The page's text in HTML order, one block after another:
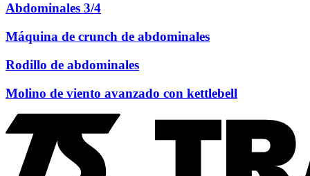
Abdominales 3/4
Máquina de crunch de abdominales
Rodillo de abdominales
Molino de viento avanzado con kettlebell